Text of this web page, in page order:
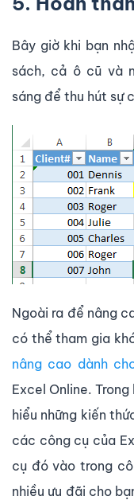
Bây giờ khi bạn
sách, cả ô cũ và
sáng để thu hút sự
Ngoài ra để nâng
có thể tham gia
nâng cao dành
Excel Online.
hiểu những kiến
các công cụ của
cụ đó vào trong
nhiều ưu đãi cho